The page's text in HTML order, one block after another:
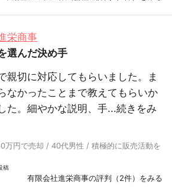
栄商事
選んだ決め手
親切に対応してもらいました。ま
なかったことまで教えてもらいか
た。細やかな説明、手...続きをみ
万円で売却 / 40代男性 / 積極的に販売活動を
稿
有限会社進栄商事の評判（2件）をみる